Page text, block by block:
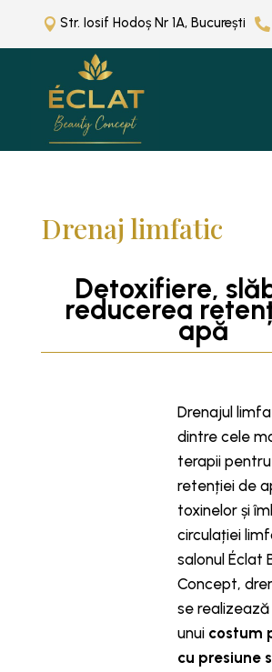
 Str. Iosif Hodoș Nr 1A, București 
Drenaj limfatic
Detoxifiere,
reducerea
apă
Drenajul
dintre cele
terapii
retenției de
toxinelor și
circulației
salonul Éclat
Concept,
se
unui costum
cu presiune